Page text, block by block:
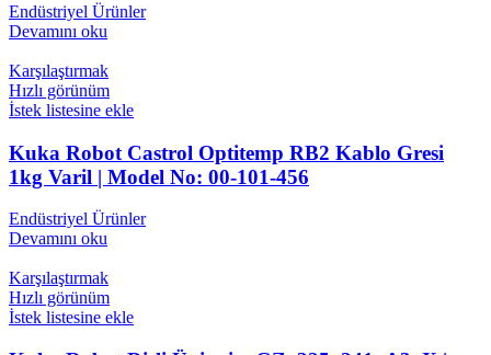
Endüstriyel Ürünler
Devamını oku
Karşılaştırmak
Hızlı görünüm
İstek listesine ekle
Kuka Robot Castrol Optitemp RB2 Kablo Gresi
1kg Varil | Model No: 00-101-456
Endüstriyel Ürünler
Devamını oku
Karşılaştırmak
Hızlı görünüm
İstek listesine ekle